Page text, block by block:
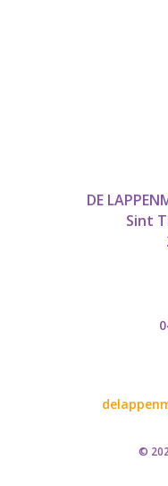
DE
Sint
©